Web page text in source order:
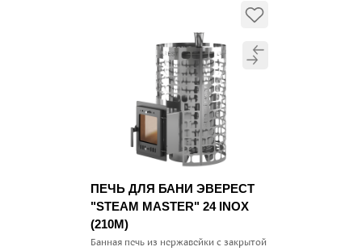
ПЕЧЬ ДЛЯ БАНИ ЭВЕРЕСТ
"STEAM MASTER" 24 INOX
(210М)
Банная печь из нержавейки с закрытой